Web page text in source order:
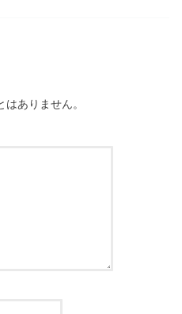
ありません。